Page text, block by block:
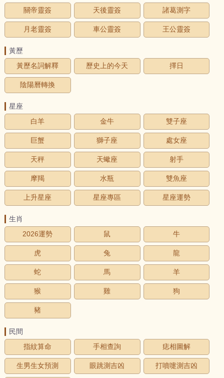
關帝靈簽 天後靈簽 諸葛測字
月老靈簽 車公靈簽 王公靈簽
黃歷
黃歷名詞解釋
歷史上的今天 擇日
陰陽曆轉換
星座
白羊
金牛 雙子座
巨蟹 獅子座 處女座
天秤 天蠍座 射手
摩羯 水瓶 雙魚座
上升星座 星座專區 星座運勢
生肖
2026運勢
鼠 牛
虎 兔 龍
蛇 馬 羊
猴 雞 狗
豬
民間
指紋算命
手相查詢 痣相圖解
生男生女預測 眼跳測吉凶 打噴嚏測吉凶